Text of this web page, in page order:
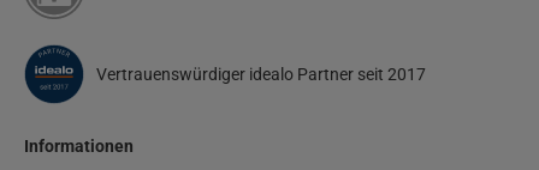
Vertrauenswürdiger idealo Partner seit 2017
Informationen